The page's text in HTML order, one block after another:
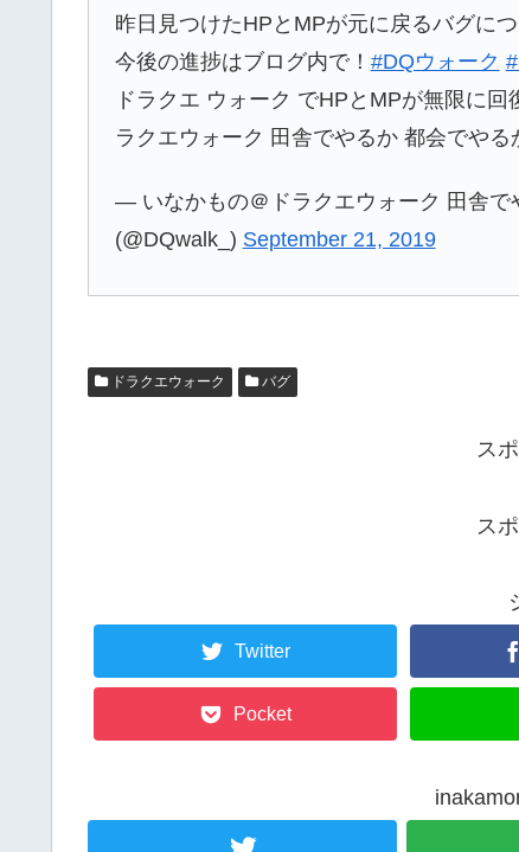
昨日見つけたHPとMPが元に戻るバグに
今後の進捗はブログ内で！ #DQウォーク
ドラクエ ウォーク でHPとMPが無限に
ラクエウォーク 田舎でやるか 都会でやる
— いなかもの＠ドラクエウォーク 田舎で
(@DQwalk_) September 21, 2019
ドラクエウォーク バグ
ス
ス
Twitter
Pocket